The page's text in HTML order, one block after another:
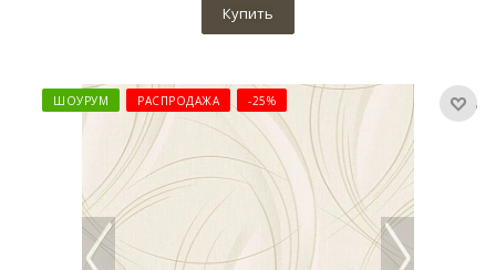
Купить
ШОУРУМ РАСПРОДАЖА -25%